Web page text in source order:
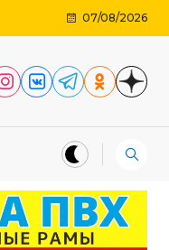
07/08/2026